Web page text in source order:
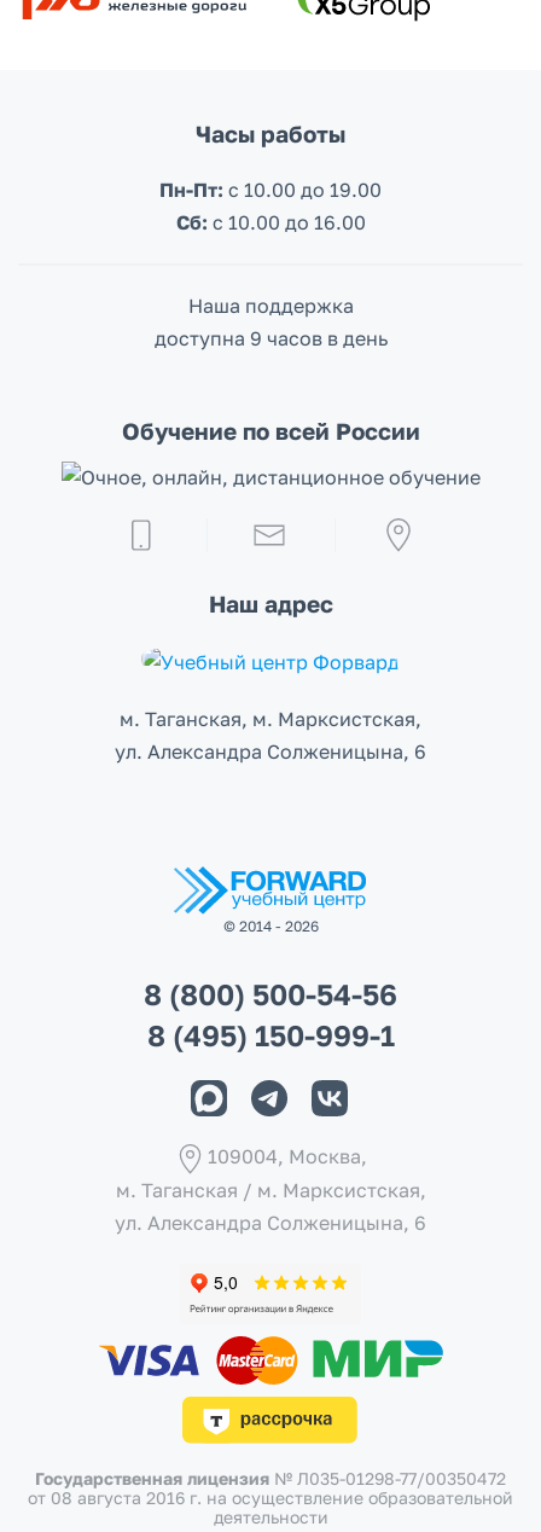
Часы работы
Пн-Пт: с 10.00 до 19.00
Сб: c 10.00 до 16.00
Наша поддержка
доступна 9 часов в день
Обучение по всей России
Наш адрес
м. Таганская, м. Марксистcкая,
ул. Александра Солженицына, 6
© 2014 - 2026
8 (800) 500-54-56
8 (495) 150-999-1
109004, Москва,
м. Таганская / м. Марксистcкая,
ул. Александра Солженицына, 6
Государственная лицензия № Л035-01298-77/00350472
от 08 августа 2016 г. на осуществление образовательной
деятельности
СКИДКА 50% +🎁